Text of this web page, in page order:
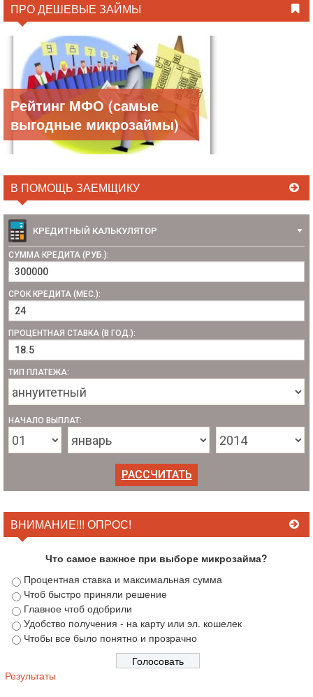
ПРО ДЕШЕВЫЕ ЗАЙМЫ
Рейтинг МФО (самые
выгодные микрозаймы)
В ПОМОЩЬ ЗАЕМЩИКУ
КРЕДИТНЫЙ КАЛЬКУЛЯТОР
СУММА КРЕДИТА (РУБ.):
СРОК КРЕДИТА (МЕС.):
ПРОЦЕНТНАЯ СТАВКА (В ГОД.):
ТИП ПЛАТЕЖА:
НАЧАЛО ВЫПЛАТ:
ВНИМАНИЕ!!! ОПРОС!
Что самое важное при выборе микрозайма?
Процентная ставка и максимальная сумма
Чтоб быстро приняли решение
Главное чтоб одобрили
Удобство получения - на карту или эл. кошелек
Чтобы все было понятно и прозрачно
Результаты